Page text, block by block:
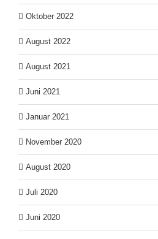
Oktober 2022
August 2022
August 2021
Juni 2021
Januar 2021
November 2020
August 2020
Juli 2020
Juni 2020